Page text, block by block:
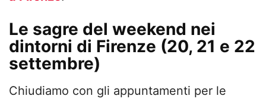
Le sagre del weekend nei
dintorni di Firenze (20, 21 e 22
settembre)
Chiudiamo con gli appuntamenti per le